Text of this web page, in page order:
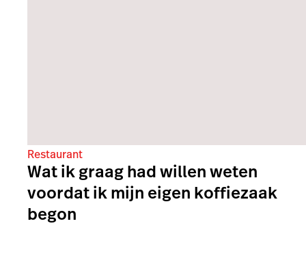
Restaurant
Wat ik graag had willen weten
voordat ik mijn eigen koffiezaak
begon